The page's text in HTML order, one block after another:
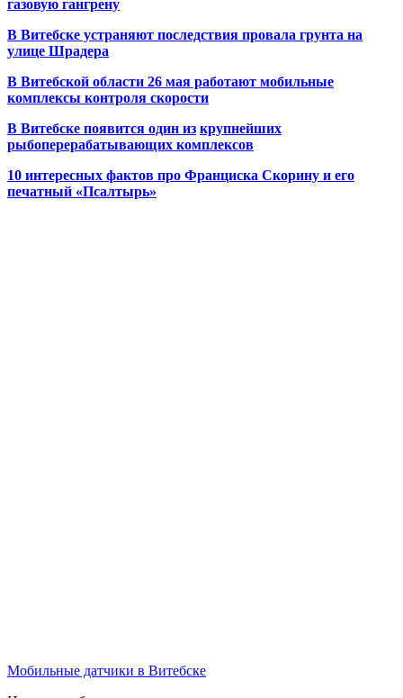
газовую гангрену
В Витебске устраняют последствия провала грунта на
улице Шрадера
В Витебской области 26 мая работают мобильные
комплексы контроля скорости
В Витебске появится один из крупнейших
рыбоперерабатывающих комплексов
10 интересных фактов про Франциска Скорину и его
печатный «Псалтырь»
Мобильные датчики в Витебске